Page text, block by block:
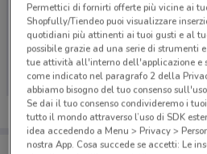
Ci dispiace, al momento non
volantini nella tua zona.
Porta DoveConviene
Permettici di fornirti offerte più vicine ai
Shopfully/Tiendeo puoi visualizzare
quotidiani più attinenti ai tuoi gusti e al
possibile grazie ad una serie di strumenti
tue attività all'interno dell'applicazione e
come indicato nel paragrafo 2 della
abbiamo bisogno del tuo consenso
Se dai il tuo consenso condivideremo i
tutto il mondo attraverso l’uso di SDK
idea accedendo a Menu > Privacy >
nostra App. Cosa succede se accetti: Le